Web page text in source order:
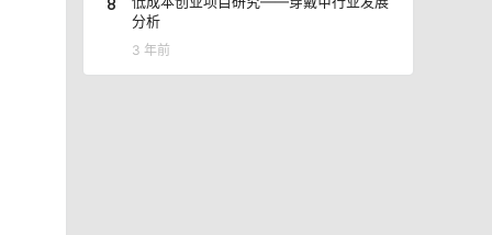
分析
3 年前